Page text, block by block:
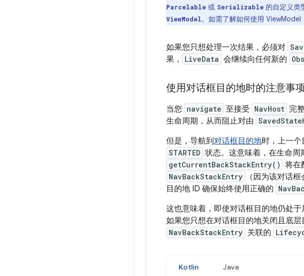
Parcelable 或 Serializable 的自定义类
ViewModel。如需了解如何使用 ViewModel
如果您只想处理一次结果，必须对
果，
LiveData 会继续向任何新的
使用对话框目的地时的注意事
当您 navigate 至接受 NavHost 完
生命周期，从而阻止对由
但是，导航到对话框目的地时，上一
STARTED 状态。这意味着，在生命周
getCurrentBackStackEntry() 将在
NavBackStackEntry （因为该对话
目的地 ID 确保始终使用正确的
这也意味着，即使对话框目的地仍处
如果您只想在对话框目的地关闭且底
NavBackStackEntry 关联的
Kotlin Java